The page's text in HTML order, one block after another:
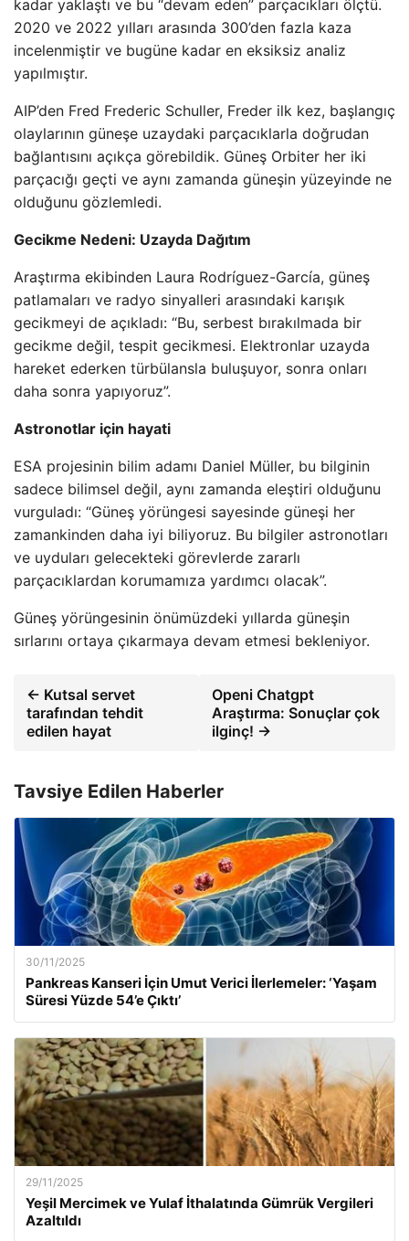
kadar yaklaştı ve bu “devam eden” parçacıkları ölçtü.
2020 ve 2022 yılları arasında 300’den fazla kaza
incelenmiştir ve bugüne kadar en eksiksiz analiz
yapılmıştır.
AIP’den Fred Frederic Schuller, Freder ilk kez, başlangıç
​​olaylarının güneşe uzaydaki parçacıklarla doğrudan
bağlantısını açıkça görebildik. Güneş Orbiter her iki
parçacığı geçti ve aynı zamanda güneşin yüzeyinde ne
olduğunu gözlemledi.
Gecikme Nedeni: Uzayda Dağıtım
Araştırma ekibinden Laura Rodríguez-García, güneş
patlamaları ve radyo sinyalleri arasındaki karışık
gecikmeyi de açıkladı: “Bu, serbest bırakılmada bir
gecikme değil, tespit gecikmesi. Elektronlar uzayda
hareket ederken türbülansla buluşuyor, sonra onları
daha sonra yapıyoruz”.
Astronotlar için hayati
ESA projesinin bilim adamı Daniel Müller, bu bilginin
sadece bilimsel değil, aynı zamanda eleştiri olduğunu
vurguladı: “Güneş yörüngesi sayesinde güneşi her
zamankinden daha iyi biliyoruz. Bu bilgiler astronotları
ve uyduları gelecekteki görevlerde zararlı
parçacıklardan korumamıza yardımcı olacak”.
Güneş yörüngesinin önümüzdeki yıllarda güneşin
sırlarını ortaya çıkarmaya devam etmesi bekleniyor.
← Kutsal servet
tarafından tehdit
edilen hayat
Openi Chatgpt
Araştırma: Sonuçlar çok
ilginç! →
Tavsiye Edilen Haberler
30/11/2025
Pankreas Kanseri İçin Umut Verici İlerlemeler: ‘Yaşam
Süresi Yüzde 54’e Çıktı’
29/11/2025
Yeşil Mercimek ve Yulaf İthalatında Gümrük Vergileri
Azaltıldı